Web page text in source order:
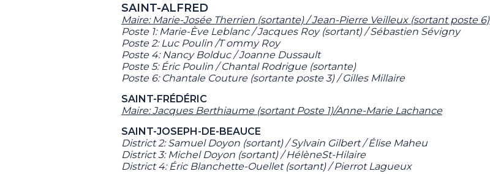
SAINT-ALFRED
Maire: Marie-Josée Therrien (sortante) / Jean-Pierre Veilleux (sortant poste 6)
Poste 1: Marie-Ève Leblanc / Jacques Roy (sortant) / Sébastien Sévigny
Poste 2: Luc Poulin /T ommy Roy
Poste 4: Nancy Bolduc / Joanne Dussault
Poste 5: Éric Poulin / Chantal Rodrigue (sortante)
Poste 6: Chantale Couture (sortante poste 3) / Gilles Millaire
SAINT-FRÉDÉRIC
Maire:Jacques Berthiaume (sortant Poste 1)/Anne-Marie Lachance
SAINT-JOSEPH-DE-BEAUCE
District 2: Samuel Doyon (sortant) / Sylvain Gilbert / Élise Maheu
District 3: Michel Doyon (sortant) / HélèneSt-Hilaire
District 4: Éric Blanchette-Ouellet (sortant) / Pierrot Lagueux